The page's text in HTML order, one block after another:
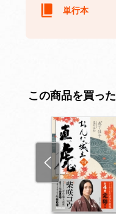
単行本
この商品を買っ